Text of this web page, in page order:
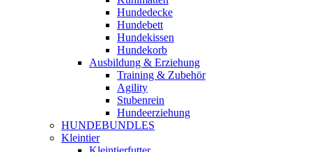
Hundedecke
Hundebett
Hundekissen
Hundekorb
Ausbildung & Erziehung
Training & Zubehör
Agility
Stubenrein
Hundeerziehung
HUNDEBUNDLES
Kleintier